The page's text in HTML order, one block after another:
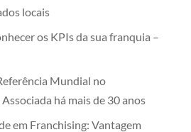
locais
os KPIs da sua franquia –
Mundial no
há mais de 30 anos
em Franchising: Vantagem